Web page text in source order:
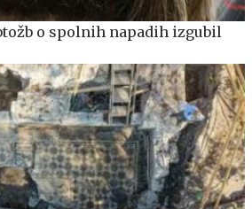
o spolnih napadih izgubil